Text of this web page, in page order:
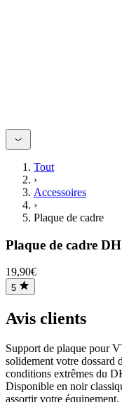
Tout
›
Accessoires
›
Plaque de cadre
Plaque de cadre DH
19,90€
5
Avis clients
Support de plaque pour
solidement votre dossard
conditions extrêmes du
Disponible en noir
assortir votre